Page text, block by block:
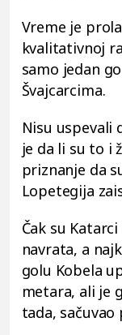
Vreme je
kvalitativnoj
samo jedan
Švajcarcima.
Nisu uspevali
je da li su to i
priznanje da
Lopetegija
Čak su
navrata, a
golu Kobela
metara, ali je
tada,